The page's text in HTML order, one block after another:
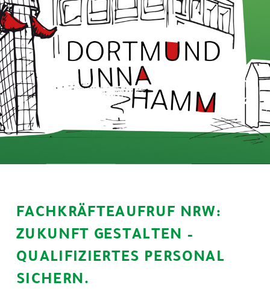
FACHKRÄFTEAUFRUF NRW:
ZUKUNFT GESTALTEN –
QUALIFIZIERTES PERSONAL
SICHERN.